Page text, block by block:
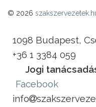
© 2026
1098 Budapest,
+36 1 3384 059
Jogi
Facebook
info